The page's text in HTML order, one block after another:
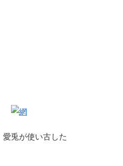
兎が使い古した